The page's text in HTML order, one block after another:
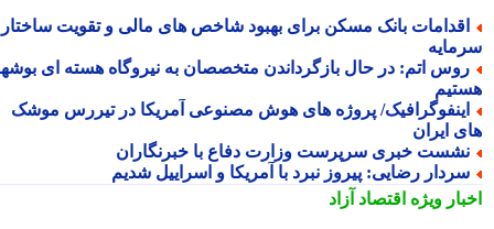
بانک مسکن برای بهبود شاخص های مالی و تقویت ساختار
اتم: در حال بازگرداندن متخصصان به نیروگاه هسته ای بوشهر
پروژه های هوش مصنوعی آمریکا در تیررس موشک
ایران
خبری سرپرست وزارت دفاع با خبرنگاران
رضایی: پیروز نبرد با آمریکا و اسراییل شدیم
ویژهاقتصاد آزاد